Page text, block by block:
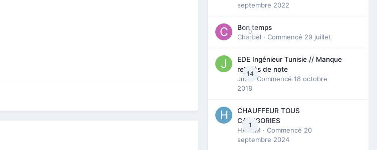
septembre 2022
0
Bon temps
Charbel · Commencé 29 juillet
14
EDE Ingénieur Tunisie // Manque
relevés de note
Jmili
· Commencé 18 octobre
2018
1
CHAUFFEUR TOUS
CATEGORIES
HAZEM · Commencé 20
septembre 2024